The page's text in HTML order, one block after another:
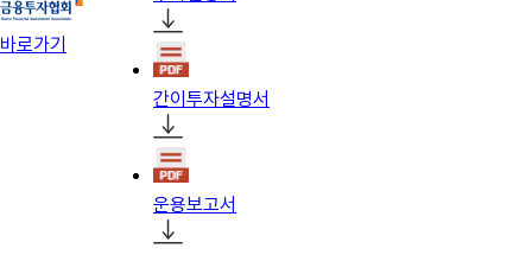
바로가기
간이투자설명서
운용보고서